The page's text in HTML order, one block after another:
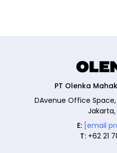
PT Olenka
DAvenue Office
Jakarta,
E: [email
T: +62 21